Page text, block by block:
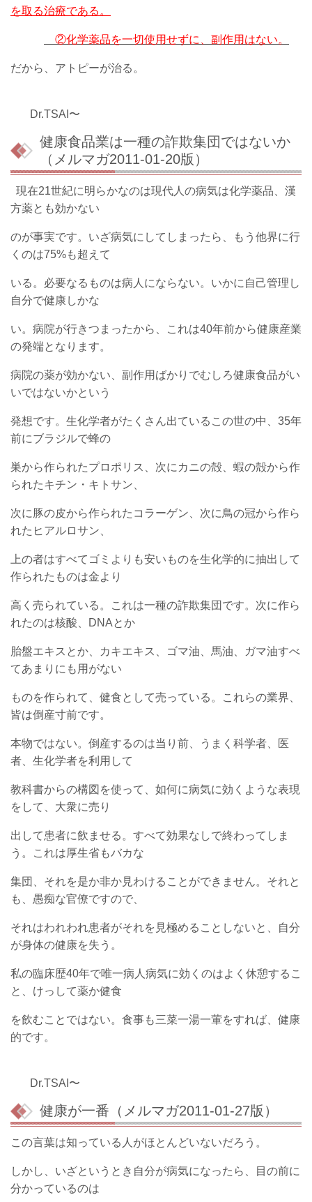
を取る治療である。
②化学薬品を一切使用せずに、副作用はない。
だから、アトピーが治る。
Dr.TSAI〜
健康食品業は一種の詐欺集団ではないか
（メルマガ2011-01-20版）
現在21世紀に明らかなのは現代人の病気は化学薬品、漢
方薬とも効かない
のが事実です。いざ病気にしてしまったら、もう他界に行
くのは75%も超えて
いる。必要なるものは病人にならない。いかに自己管理し
自分で健康しかな
い。病院が行きつまったから、これは40年前から健康産業
の発端となります。
病院の薬が効かない、副作用ばかりでむしろ健康食品がい
いではないかという
発想です。生化学者がたくさん出ているこの世の中、35年
前にブラジルで蜂の
巣から作られたプロポリス、次にカニの殻、蝦の殻から作
られたキチン・キトサン、
次に豚の皮から作られたコラーゲン、次に鳥の冠から作ら
れたヒアルロサン、
上の者はすべてゴミよりも安いものを生化学的に抽出して
作られたものは金より
高く売られている。これは一種の詐欺集団です。次に作ら
れたのは核酸、DNAとか
胎盤エキスとか、カキエキス、ゴマ油、馬油、ガマ油すべ
てあまりにも用がない
ものを作られて、健食として売っている。これらの業界、
皆は倒産寸前です。
本物ではない。倒産するのは当り前、うまく科学者、医
者、生化学者を利用して
教科書からの構図を使って、如何に病気に効くような表現
をして、大衆に売り
出して患者に飲ませる。すべて効果なしで終わってしま
う。これは厚生省もバカな
集団、それを是か非か見わけることができません。それと
も、愚痴な官僚ですので、
それはわれわれ患者がそれを見極めることしないと、自分
が身体の健康を失う。
私の臨床歴40年で唯一病人病気に効くのはよく休憩するこ
と、けっして薬か健食
を飲むことではない。食事も三菜一湯一葷をすれば、健康
的です。
Dr.TSAI〜
健康が一番（メルマガ2011-01-27版）
この言葉は知っている人がほとんどいないだろう。
しかし、いざというとき自分が病気になったら、目の前に
分かっているのは